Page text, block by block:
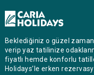
Beklediğiniz o güzel
verip yaz tatilinize
fiyatlı hemde konforlu
Holidays’le erken